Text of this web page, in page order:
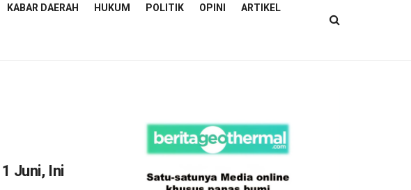
KABAR DAERAH HUKUM POLITIK OPINI ARTIKEL
Juni, Ini